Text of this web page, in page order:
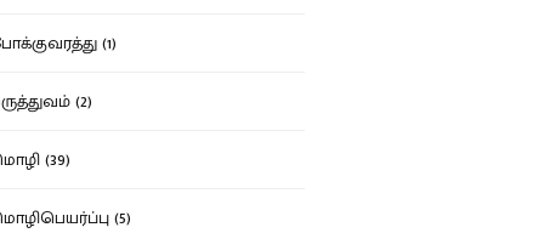
(1)
(2)
(39)
(5)